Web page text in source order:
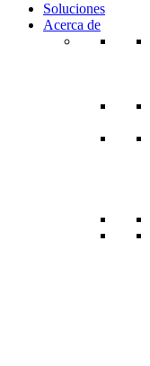
Soluciones
Acerca de